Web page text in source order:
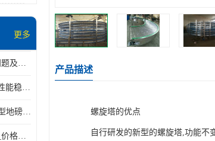
更多
装载机电子秤的常见问题及解决方法介绍
广东装载机电子秤_—性能稳定—操作简单—品质可靠
二手地磅 称重地磅 小型地磅 一百吨地磅
二手地磅_地磅质量好_价格便宜这里找【地磅行家】
产品描述
螺旋塔的优点
自行研发的新型的螺旋塔,功能